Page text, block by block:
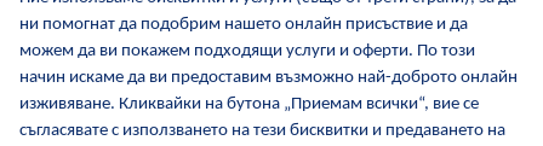
HiPP по време бременност
Политика за поверителност
Общи условия
Отпечатване
Повече за HiPP Контакти